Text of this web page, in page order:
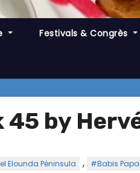
Festivals & Congrès
45 by
Elounda Péninsula , #Babis